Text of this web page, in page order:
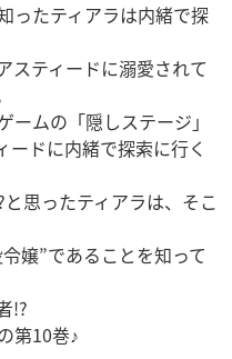
ったティアラは内緒で探
スティードに溺愛されて
ムの「隠しステージ」
ードに内緒で探索に行く
思ったティアラは、そこ
嬢”であることを知って
!?
第10巻♪